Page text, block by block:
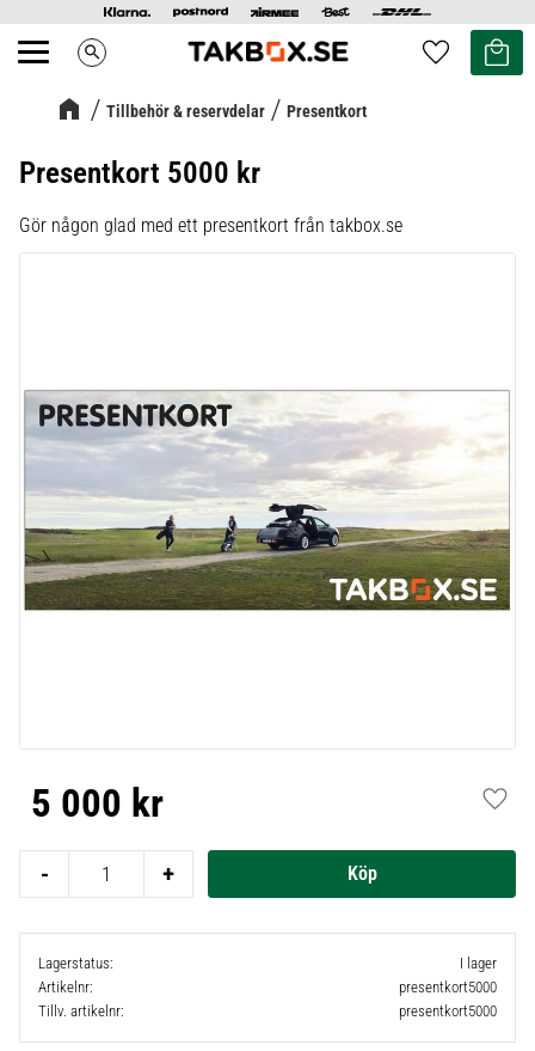
Meny search Favoriter
Kundvagn
Tillbehör & reservdelar Presentkort
Presentkort 5000 kr
Gör någon glad med ett presentkort från takbox.se
5 000 kr
+
-
Lagerstatus
I lager
Artikelnr
presentkort5000
Tillv. artikelnr
presentkort5000